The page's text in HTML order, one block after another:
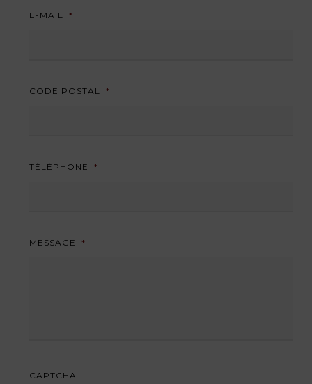
E-MAIL *
CODE POSTAL *
TÉLÉPHONE *
MESSAGE *
CAPTCHA